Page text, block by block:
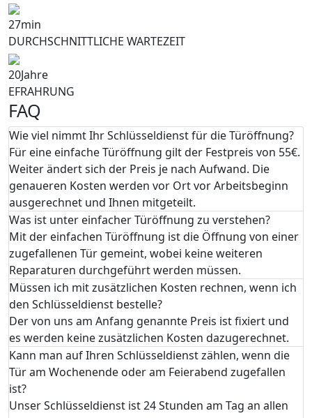
27min
DURCHSCHNITTLICHE WARTEZEIT
20Jahre
EFRAHRUNG
FAQ
Wie viel nimmt Ihr Schlüsseldienst für die Türöffnung?
Für eine einfache Türöffnung gilt der Festpreis von 55€.
Weiter ändert sich der Preis je nach Aufwand. Die
genaueren Kosten werden vor Ort vor Arbeitsbeginn
ausgerechnet und Ihnen mitgeteilt.
Was ist unter einfacher Türöffnung zu verstehen?
Mit der einfachen Türöffnung ist die Öffnung von einer
zugefallenen Tür gemeint, wobei keine weiteren
Reparaturen durchgeführt werden müssen.
Müssen ich mit zusätzlichen Kosten rechnen, wenn ich
den Schlüsseldienst bestelle?
Der von uns am Anfang genannte Preis ist fixiert und
es werden keine zusätzlichen Kosten dazugerechnet.
Kann man auf Ihren Schlüsseldienst zählen, wenn die
Tür am Wochenende oder am Feierabend zugefallen
ist?
Unser Schlüsseldienst ist 24 Stunden am Tag an allen